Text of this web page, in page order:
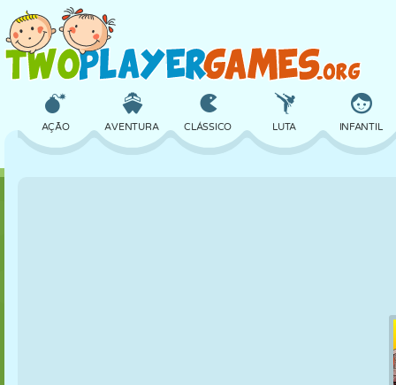
AÇÃO AVENTURA CLÁSSICO LUTA INFANTIL